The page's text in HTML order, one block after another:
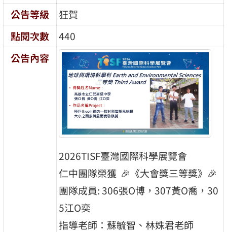
公告等級
狂賀
點閱次數
440
公告內容
2026TISF臺灣國際科學展覽會
仁中團隊榮獲 🎉《大會獎三等獎》🎉
團隊成員: 306張O博，307黃O喬，30
5江O奕
指導老師：蘇毓智、林姝君老師